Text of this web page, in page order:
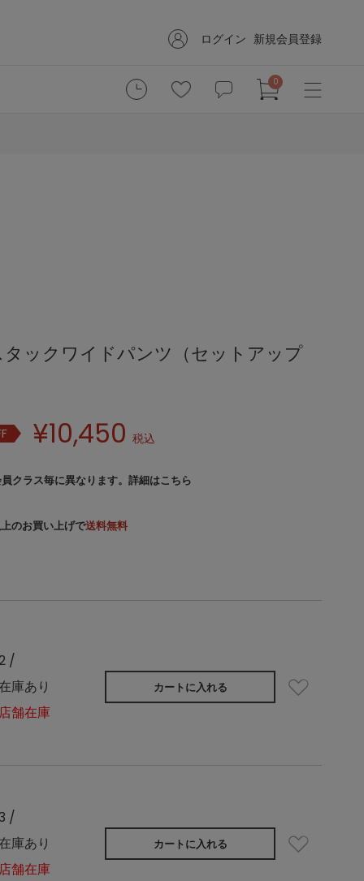
ログイン 新規会員登録
0
ックワイドパンツ（セットアップ
¥10,450 税込
クラス毎に異なります。 詳細はこちら
のお買い上げで送料無料
/
庫あり
店舗在庫
カートに入れる
/
庫あり
店舗在庫
カートに入れる